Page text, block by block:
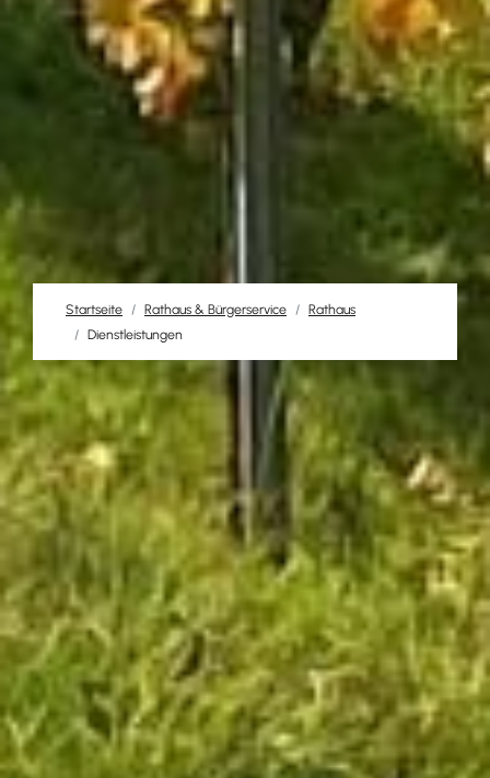
Startseite Rathaus & Bürgerservice
Rathaus
Dienstleistungen